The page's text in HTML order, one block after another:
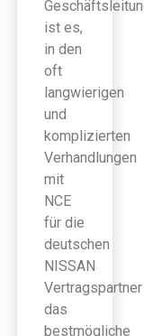
ist es,
in den
oft
langwierigen
und
komplizierten
Verhandlungen
mit
NCE
für die
deutschen
NISSAN
Vertragspartner
das
bestmögliche